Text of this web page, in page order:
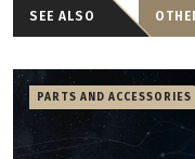
SEE ALSO
PARTS AND ACCESSORIES